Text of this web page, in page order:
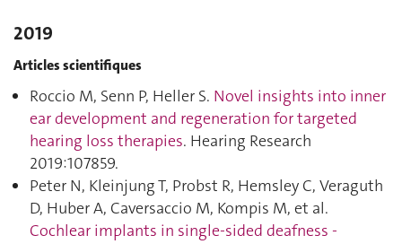
2019
Articles scientifiques
Roccio M, Senn P, Heller S. Novel insights into inner
ear development and regeneration for targeted
hearing loss therapies. Hearing Research
2019:107859.
Peter N, Kleinjung T, Probst R, Hemsley C, Veraguth
D, Huber A, Caversaccio M, Kompis M, et al.
Cochlear implants in single-sided deafness -